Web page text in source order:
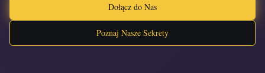
Dołącz do Nas
Poznaj Nasze Sekrety